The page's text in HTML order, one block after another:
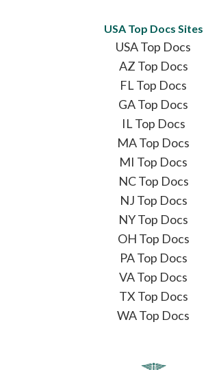
USA Top Docs Sites
USA Top Docs
AZ Top Docs
FL Top Docs
GA Top Docs
IL Top Docs
MA Top Docs
MI Top Docs
NC Top Docs
NJ Top Docs
NY Top Docs
OH Top Docs
PA Top Docs
VA Top Docs
TX Top Docs
WA Top Docs